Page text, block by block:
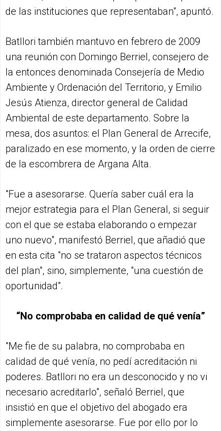
de las instituciones que representaban", apuntó.
Batllori también mantuvo en febrero de 2009
una reunión con Domingo Berriel, consejero de
la entonces denominada Consejería de Medio
Ambiente y Ordenación del Territorio, y Emilio
Jesús Atienza, director general de Calidad
Ambiental de este departamento. Sobre la
mesa, dos asuntos: el Plan General de Arrecife,
paralizado en ese momento, y la orden de cierre
de la escombrera de Argana Alta.
"Fue a asesorarse. Quería saber cuál era la
mejor estrategia para el Plan General, si seguir
con el que se estaba elaborando o empezar
uno nuevo", manifestó Berriel, que añadió que
en esta cita "no se trataron aspectos técnicos
del plan", sino, simplemente, "una cuestión de
oportunidad".
“No comprobaba en calidad de qué venía”
"Me fie de su palabra, no comprobaba en
calidad de qué venía, no pedí acreditación ni
poderes. Batllori no era un desconocido y no vi
necesario acreditarlo", señaló Berriel, que
insistió en que el objetivo del abogado era
simplemente asesorarse. Fue por ello por lo